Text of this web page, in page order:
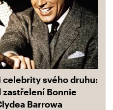
celebrity svého druhu:
zastřelení Bonnie
Barrowa